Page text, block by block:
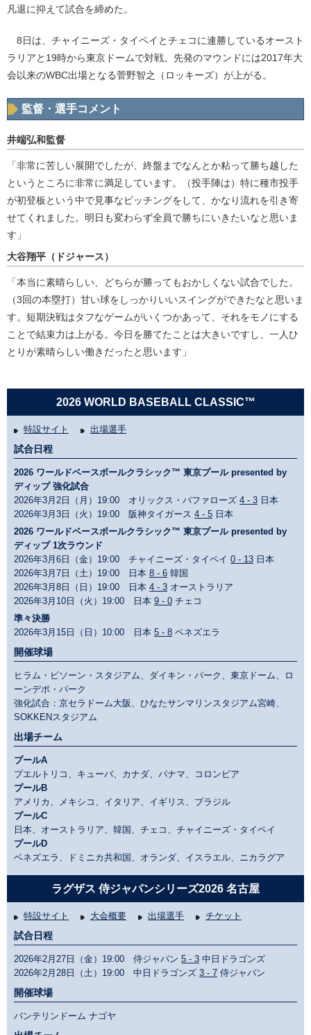
凡退に抑えて試合を締めた。
8日は、チャイニーズ・タイペイとチェコに連勝しているオースト
ラリアと19時から東京ドームで対戦。先発のマウンドには2017年大
会以来のWBC出場となる菅野智之（ロッキーズ）が上がる。
監督・選手コメント
井端弘和監督
「非常に苦しい展開でしたが、終盤までなんとか粘って勝ち越した
というところに非常に満足しています。（投手陣は）特に種市投手
が初登板という中で見事なピッチングをして、かなり流れを引き寄
せてくれました。明日も変わらず全員で勝ちにいきたいなと思いま
す」
大谷翔平（ドジャース）
「本当に素晴らしい、どちらが勝ってもおかしくない試合でした。
（3回の本塁打）甘い球をしっかりいいスイングができたなと思いま
す。短期決戦はタフなゲームがいくつかあって、それをモノにする
ことで結束力は上がる。今日を勝てたことは大きいですし、一人ひ
とりが素晴らしい働きだったと思います」
2026 WORLD BASEBALL CLASSIC™
特設サイト 出場選手
試合日程
2026 ワールドベースボールクラシック™ 東京プール presented by
ディップ 強化試合
2026年3月2日（月）19:00 オリックス・バファローズ 4 - 3 日本
2026年3月3日（火）19:00 阪神タイガース 4 - 5 日本
2026 ワールドベースボールクラシック™ 東京プール presented by
ディップ 1次ラウンド
2026年3月6日（金）19:00 チャイニーズ・タイペイ 0 - 13 日本
2026年3月7日（土）19:00 日本 8 - 6 韓国
2026年3月8日（日）19:00 日本 4 - 3 オーストラリア
2026年3月10日（火）19:00 日本 9 - 0 チェコ
準々決勝
2026年3月15日（日）10:00 日本 5 - 8 ベネズエラ
開催球場
ヒラム・ビソーン・スタジアム、ダイキン・パーク、東京ドーム、ロ
ーンデポ・パーク
強化試合：京セラドーム大阪、ひなたサンマリンスタジアム宮崎、
SOKKENスタジアム
出場チーム
プールA
プエルトリコ、キューバ、カナダ、パナマ、コロンビア
プールB
アメリカ、メキシコ、イタリア、イギリス、ブラジル
プールC
日本、オーストラリア、韓国、チェコ、チャイニーズ・タイペイ
プールD
ベネズエラ、ドミニカ共和国、オランダ、イスラエル、ニカラグア
ラグザス 侍ジャパンシリーズ2026 名古屋
特設サイト 大会概要 出場選手 チケット
試合日程
2026年2月27日（金）19:00 侍ジャパン 5 - 3 中日ドラゴンズ
2026年2月28日（土）19:00 中日ドラゴンズ 3 - 7 侍ジャパン
開催球場
バンテリンドーム ナゴヤ